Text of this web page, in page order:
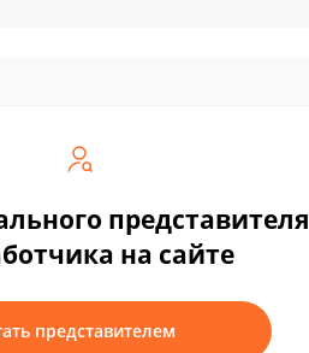
представителя
на сайте
представителем